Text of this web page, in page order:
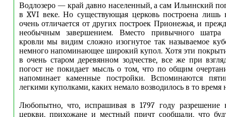
Водлозеро — край давно населенный, а сам Ильинский
в XVI веке. Но существующая церковь построена лишь
очень отличается от других построек Прионежья, и
необычным завершением. Вместо привычного шатра
кровли мы видим сложно изогнутое так называемое
немного напоминающее широкий купол. Хотя эти
в очень старом деревянном зодчестве, все же при
погост не покидает мысль о том, что по общим
напоминает каменные постройки. Вспоминаются
легкими куполками, каких немало возводилось в то время
Любопытно, что, испрашивая в 1797 году разрешение
церкви, прихожане и местный причт сообщали, что